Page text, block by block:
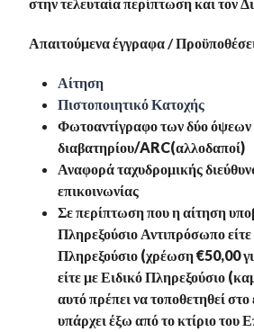
Απαιτούμενα έγγραφα /
Αίτηση
Πιστοποιητικό Κατοχής
Φωτοαντίγραφο των δύο όψεων
διαβατηρίου/ARC(αλλοδαποί)
Αναφορά ταχυδρομικής
επικοινωνίας
Σε περίπτωση που η αίτηση
Πληρεξούσιο Αντιπρόσωπο είτε
Πληρεξούσιο (χρέωση €50,00
είτε με Ειδικό Πληρεξούσιο
αυτό πρέπει να τοποθετηθεί στο
υπάρχει έξω από το κτίριο του